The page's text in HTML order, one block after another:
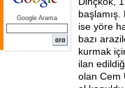
Google Arama
ise yöre
bazı
kurmak
ilan
olan Cem